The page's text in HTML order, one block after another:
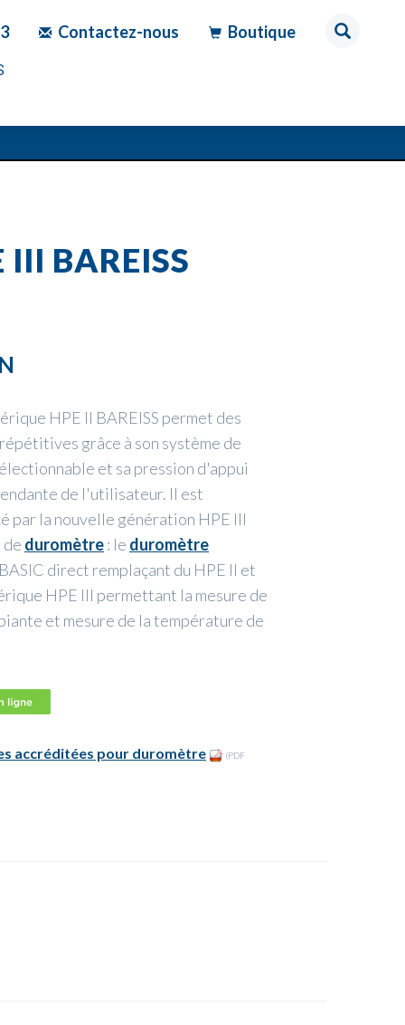
Contactez-nous Boutique
III BAREISS
HPE II BAREISS permet des
grâce à son système de
et sa pression d'appui
de l'utilisateur. Il est
par la nouvelle génération HPE III
de duromètre: le duromètre
direct remplaçant du HPE II et
HPE III permettant la mesure de
et mesure de la température de
accréditées pour duromètre
(PDF